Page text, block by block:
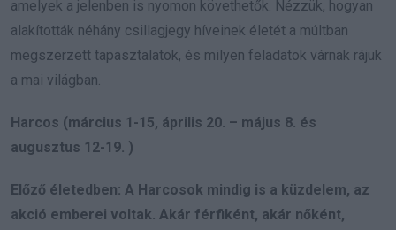
amelyek a jelenben is nyomon követhetők. Nézzük, hogyan
alakították néhány csillagjegy híveinek életét a múltban
megszerzett tapasztalatok, és milyen feladatok várnak rájuk
a mai világban.
Harcos (március 1-15, április 20. – május 8. és
augusztus 12-19. )
Előző életedben: A Harcosok mindig is a küzdelem, az
akció emberei voltak. Akár férfiként, akár nőként,